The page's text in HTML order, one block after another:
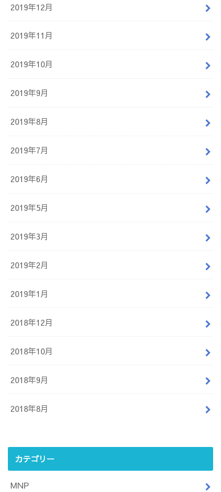
2019年12月
2019年11月
2019年10月
2019年9月
2019年8月
2019年7月
2019年6月
2019年5月
2019年3月
2019年2月
2019年1月
2018年12月
2018年10月
2018年9月
2018年8月
カテゴリー
MNP